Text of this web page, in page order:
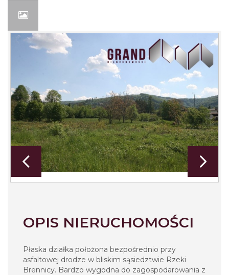
OPIS NIERUCHOMOŚCI
Płaska działka położona bezpośrednio przy
asfaltowej drodze w bliskim sąsiedztwie Rzeki
Brennicy. Bardzo wygodna do zagospodarowania z